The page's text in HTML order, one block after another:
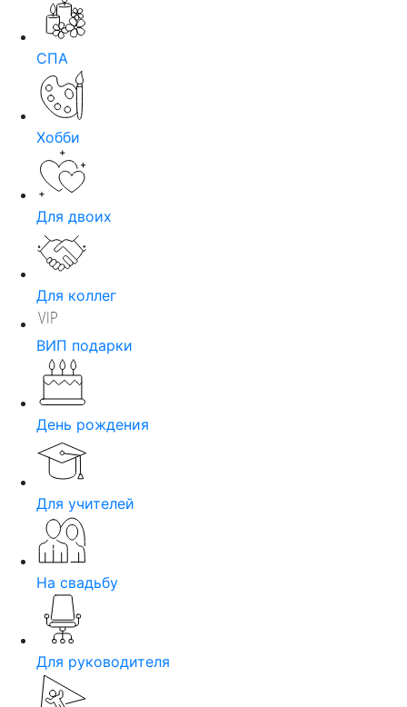
СПА
Хобби
Для двоих
Для коллег
ВИП подарки
День рождения
Для учителей
На свадьбу
Для руководителя